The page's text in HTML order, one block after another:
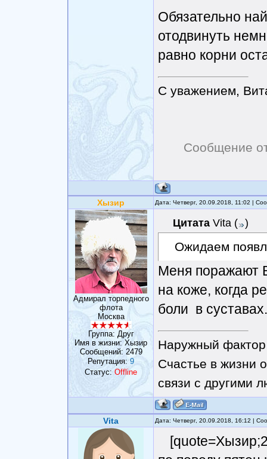
Обязательно
отодвинуть
равно корни
С уважением,
Сообщение
Хызир Дата: Четверг, 20.09.2018, 11:02 |
Адмирал торпедного
флота
Москва
Группа: Друг
Имя в жизни: Хызир
Сообщений: 2479
Репутация: 9
Статус: Offline
Цитата Vita ( )
Ожидаем
Меня поражают
на коже, когда
боли в суставах.
Наружный фактор
Счастье в жизни
связи с другими
Vita Дата: Четверг, 20.09.2018, 16:12 |